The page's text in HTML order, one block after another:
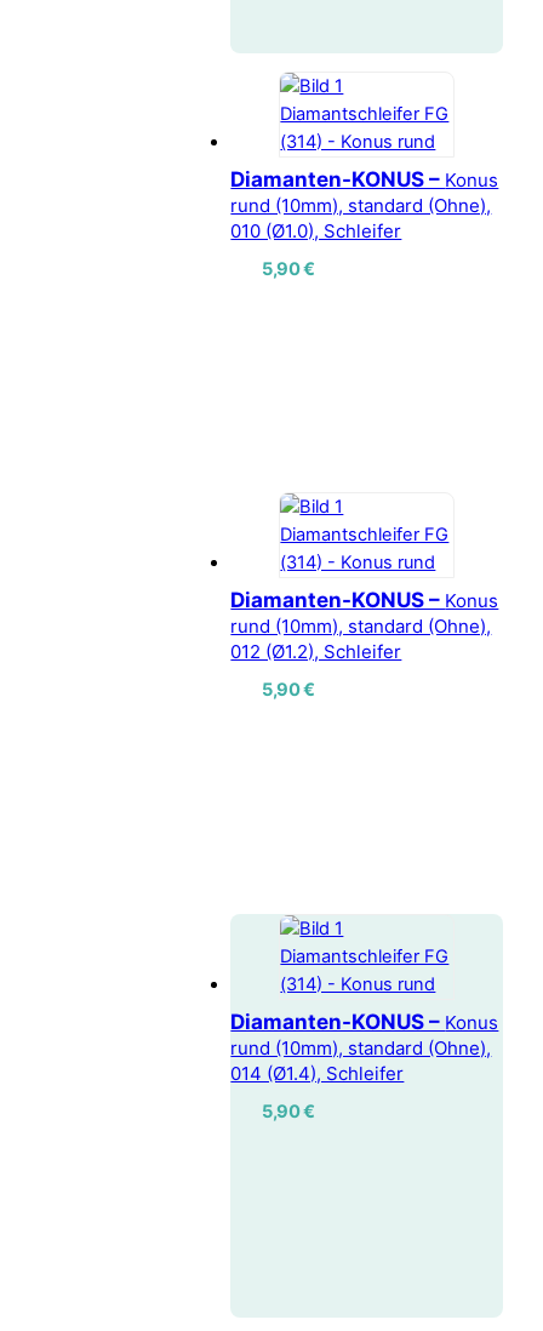
Diamanten-KONUS – Konus
rund (10mm), standard (Ohne),
010 (Ø1.0), Schleifer
5,90€
Diamanten-KONUS – Konus
rund (10mm), standard (Ohne),
012 (Ø1.2), Schleifer
5,90€
Diamanten-KONUS – Konus
rund (10mm), standard (Ohne),
014 (Ø1.4), Schleifer
5,90€